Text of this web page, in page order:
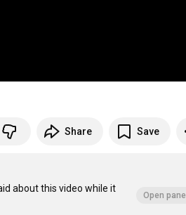
Share Save
about this video while it
Open panel